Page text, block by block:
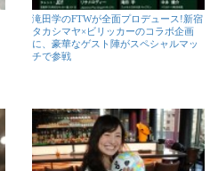
滝田学のFTWが全面プロデュース!新宿
タカシマヤ×ビリッカーのコラボ企画
に、豪華なゲスト陣がスペシャルマッ
チで参戦